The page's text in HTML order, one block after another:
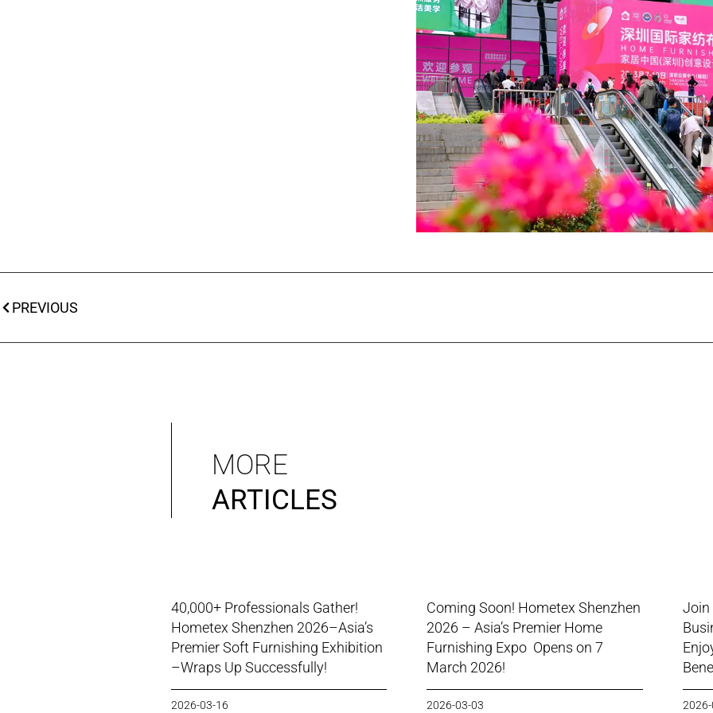
PREVIOUS
MORE
ARTICLES
40,000+ Professionals Gather!
Hometex Shenzhen 2026–Asia’s
Premier Soft Furnishing Exhibition
–Wraps Up Successfully!
2026-03-16
Coming Soon! Hometex Shenzhen
2026 – Asia’s Premier Home
Furnishing Expo Opens on 7
March 2026!
2026-03-03
Join